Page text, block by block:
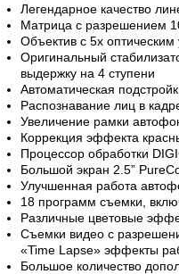
Легендарное качество
Матрица с разрешением
Объектив с 5x
Оригинальный
выдержку на 4 ступени
Автоматическая
Распознавание лиц в
Увеличение рамки
Коррекция эффекта
Процессор обработки
Большой экран 2.5”
Улучшенная работа
18 программ съемки,
Различные цветовые
Съемки видео с
«Time Lapse» эффекты
Большое количество